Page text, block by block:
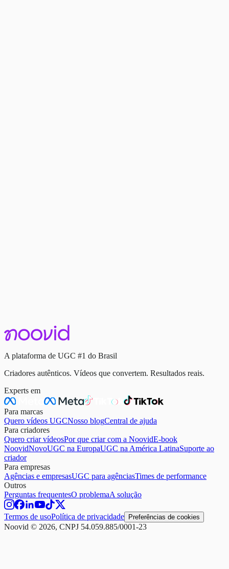
Continue lendo
A plataforma de UGC #1 do Brasil
Criadores autênticos. Vídeos que convertem. Resultados reais.
Experts em
Para marcas
Quero vídeos UGCNosso blogCentral de ajuda
Para criadores
Quero criar vídeosPor que criar com a NoovidE-book
NoovidNovoUGC na EuropaUGC na América LatinaSuporte ao
criador
Para empresas
Agências e empresasUGC para agênciasTimes de performance
Outros
Perguntas frequentesO problemaA solução
Termos de usoPolítica de privacidade Preferências de cookies
Noovid © 2026, CNPJ 54.059.885/0001-23